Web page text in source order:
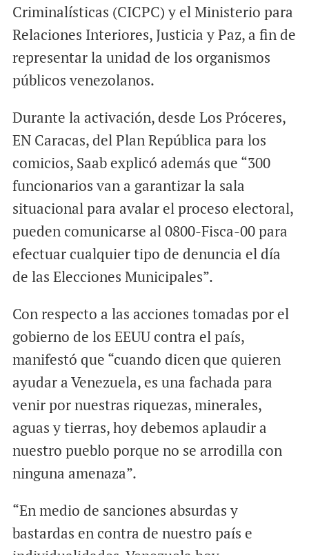
Criminalísticas (CICPC) y el Ministerio para
Relaciones Interiores, Justicia y Paz, a fin de
representar la unidad de los organismos
públicos venezolanos.
Durante la activación, desde Los Próceres,
EN Caracas, del Plan República para los
comicios, Saab explicó además que “300
funcionarios van a garantizar la sala
situacional para avalar el proceso electoral,
pueden comunicarse al 0800-Fisca-00 para
efectuar cualquier tipo de denuncia el día
de las Elecciones Municipales”.
Con respecto a las acciones tomadas por el
gobierno de los EEUU contra el país,
manifestó que “cuando dicen que quieren
ayudar a Venezuela, es una fachada para
venir por nuestras riquezas, minerales,
aguas y tierras, hoy debemos aplaudir a
nuestro pueblo porque no se arrodilla con
ninguna amenaza”.
“En medio de sanciones absurdas y
bastardas en contra de nuestro país e